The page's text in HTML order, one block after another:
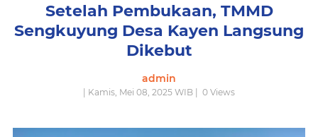
Setelah Pembukaan, TMMD
Sengkuyung Desa Kayen Langsung
Dikebut
admin
| Kamis, Mei 08, 2025 WIB | 0 Views